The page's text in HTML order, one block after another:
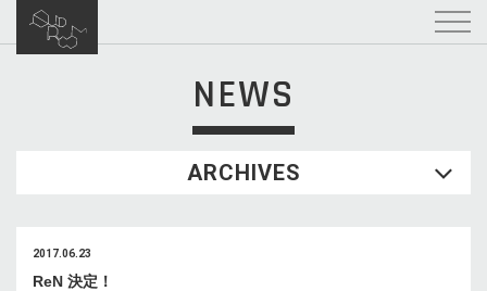
NEWS
ARCHIVES
2017.06.23
ReN 決定！